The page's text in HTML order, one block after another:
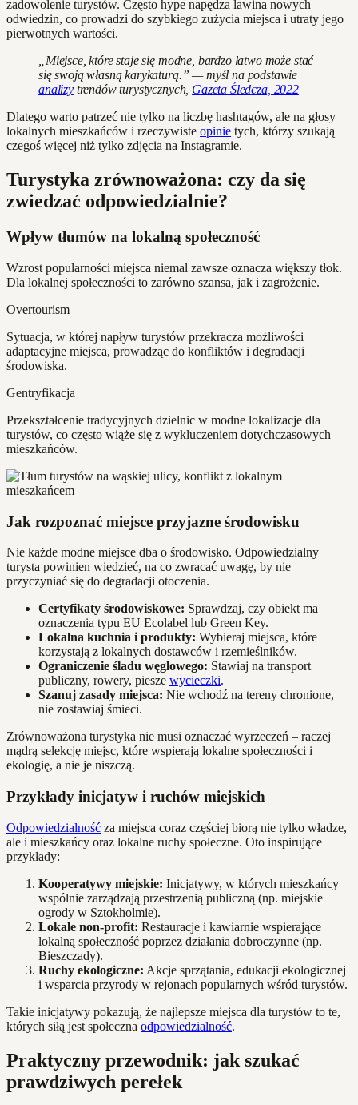
zadowolenie turystów. Często hype napędza lawina nowych
odwiedzin, co prowadzi do szybkiego zużycia miejsca i utraty jego
pierwotnych wartości.
„Miejsce, które staje się modne, bardzo łatwo może stać
się swoją własną karykaturą.” — myśl na podstawie
analizytrendów turystycznych, Gazeta Śledcza, 2022
Dlatego warto patrzeć nie tylko na liczbę hashtagów, ale na głosy
lokalnych mieszkańców i rzeczywiste opinie tych, którzy szukają
czegoś więcej niż tylko zdjęcia na Instagramie.
Turystyka zrównoważona: czy da się
zwiedzać odpowiedzialnie?
Wpływ tłumów na lokalną społeczność
Wzrost popularności miejsca niemal zawsze oznacza większy tłok.
Dla lokalnej społeczności to zarówno szansa, jak i zagrożenie.
Overtourism
Sytuacja, w której napływ turystów przekracza możliwości
adaptacyjne miejsca, prowadząc do konfliktów i degradacji
środowiska.
Gentryfikacja
Przekształcenie tradycyjnych dzielnic w modne lokalizacje dla
turystów, co często wiąże się z wykluczeniem dotychczasowych
mieszkańców.
Jak rozpoznać miejsce przyjazne środowisku
Nie każde modne miejsce dba o środowisko. Odpowiedzialny
turysta powinien wiedzieć, na co zwracać uwagę, by nie
przyczyniać się do degradacji otoczenia.
Certyfikaty środowiskowe: Sprawdzaj, czy obiekt ma
oznaczenia typu EU Ecolabel lub Green Key.
Lokalna kuchnia i produkty: Wybieraj miejsca, które
korzystają z lokalnych dostawców i rzemieślników.
Ograniczenie śladu węglowego: Stawiaj na transport
publiczny, rowery, piesze wycieczki.
Szanuj zasady miejsca: Nie wchodź na tereny chronione,
nie zostawiaj śmieci.
Zrównoważona turystyka nie musi oznaczać wyrzeczeń – raczej
mądrą selekcję miejsc, które wspierają lokalne społeczności i
ekologię, a nie je niszczą.
Przykłady inicjatyw i ruchów miejskich
Odpowiedzialność za miejsca coraz częściej biorą nie tylko władze,
ale i mieszkańcy oraz lokalne ruchy społeczne. Oto inspirujące
przykłady:
Kooperatywy miejskie: Inicjatywy, w których mieszkańcy
wspólnie zarządzają przestrzenią publiczną (np. miejskie
ogrody w Sztokholmie).
Lokale non-profit: Restauracje i kawiarnie wspierające
lokalną społeczność poprzez działania dobroczynne (np.
Bieszczady).
Ruchy ekologiczne: Akcje sprzątania, edukacji ekologicznej
i wsparcia przyrody w rejonach popularnych wśród turystów.
Takie inicjatywy pokazują, że najlepsze miejsca dla turystów to te,
których siłą jest społeczna odpowiedzialność.
Praktyczny przewodnik: jak szukać
prawdziwych perełek